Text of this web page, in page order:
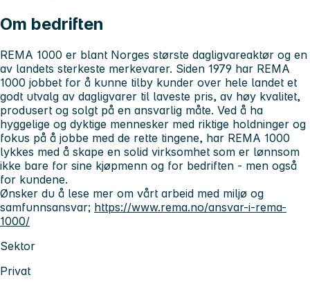
Om bedriften
REMA 1000 er blant Norges største dagligvareaktør og en
av landets sterkeste merkevarer. Siden 1979 har REMA
1000 jobbet for å kunne tilby kunder over hele landet et
godt utvalg av dagligvarer til laveste pris, av høy kvalitet,
produsert og solgt på en ansvarlig måte. Ved å ha
hyggelige og dyktige mennesker med riktige holdninger og
fokus på å jobbe med de rette tingene, har REMA 1000
lykkes med å skape en solid virksomhet som er lønnsom
ikke bare for sine kjøpmenn og for bedriften - men også
for kundene.
Ønsker du å lese mer om vårt arbeid med miljø og
samfunnsansvar; https://www.rema.no/ansvar-i-rema-
1000/
Sektor
Privat